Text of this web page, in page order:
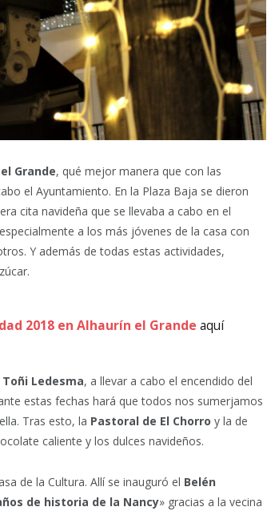
Grande, qué mejor manera que con las
el Ayuntamiento. En la Plaza Baja se dieron
cita navideña que se llevaba a cabo en el
a los más jóvenes de la casa con
Y además de todas estas actividades,
2018 en Alhaurín el Grande aquí
Toñi Ledesma, a llevar a cabo el encendido del
estas fechas hará que todos nos sumerjamos
Tras esto, la Pastoral de El Chorro y la de
caliente y los dulces navideños.
de la Cultura. Allí se inauguró el Belén
de historia de la Nancy» gracias a la vecina